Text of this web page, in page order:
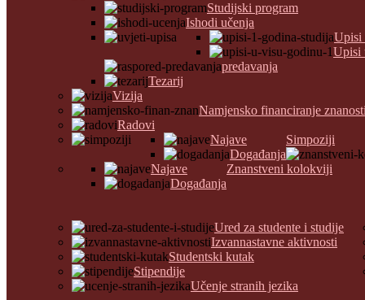
Studijski program
Ishodi učenja
Upisi
Upisi
predavanja
Tezarij
Vizija
Namjensko financiranje znanosti
Radovi
Simpoziji
Najave
Događanja
Znanstveni kolokviji
Najave
Događanja
Ured za studente i studije
Izvannastavne aktivnosti
Studentski kutak
Stipendije
Učenje stranih jezika